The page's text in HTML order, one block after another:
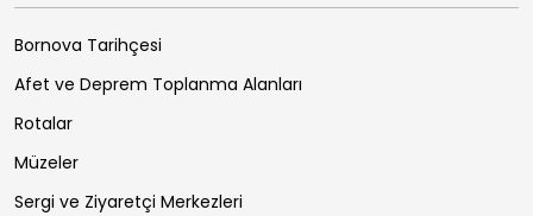
Bornova Tarihçesi
Afet ve Deprem Toplanma Alanları
Rotalar
Müzeler
Sergi ve Ziyaretçi Merkezleri